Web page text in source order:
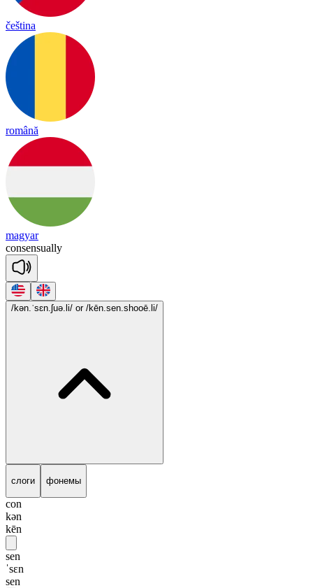
čeština
română
magyar
consensually
/kən.ˈsɛn.ʃuə.li/ or /kēn.sen.shooē.li/
слоги фонемы
con
kən
kēn
sen
ˈsɛn
sen